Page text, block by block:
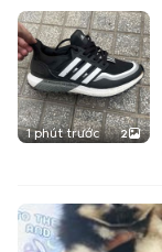
1 phút trước 2